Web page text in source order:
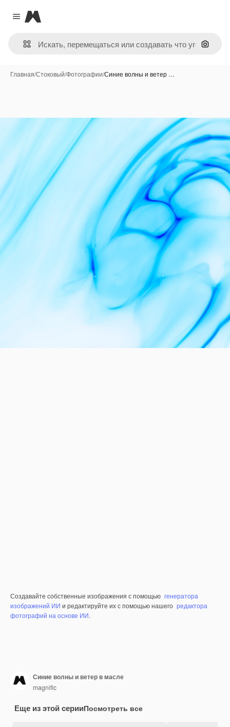
Close menu
Magnific
Поиск
Главная/Стоковый/Фотографии/Синие волны и ветер …
Создавайте собственные изображения с помощью генератора
изображений ИИ и редактируйте их с помощью нашего редактора
фотографий на основе ИИ.
Синие волны и ветер в масле
magnific
Еще из этой серииПосмотреть все